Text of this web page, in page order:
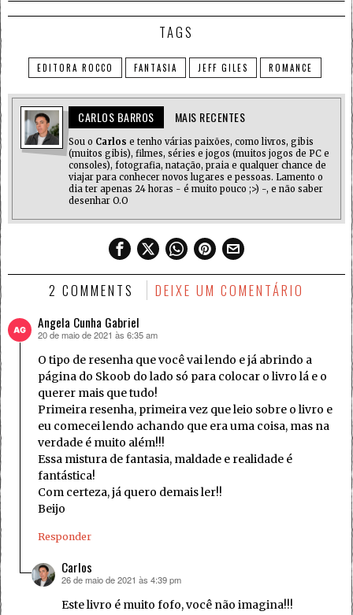
TAGS
EDITORA ROCCO FANTASIA JEFF GILES ROMANCE
CARLOS BARROS MAIS RECENTES
Sou o Carlos e tenho várias paixões, como livros, gibis
(muitos gibis), filmes, séries e jogos (muitos jogos de PC e
consoles), fotografia, natação, praia e qualquer chance de
viajar para conhecer novos lugares e pessoas. Lamento o
dia ter apenas 24 horas - é muito pouco ;>) -, e não saber
desenhar O.O
2 COMMENTS DEIXE UM COMENTÁRIO
Angela Cunha Gabriel
disse:
20 de maio de 2021 às 6:35 am
O tipo de resenha que você vai lendo e já abrindo a
página do Skoob do lado só para colocar o livro lá e o
querer mais que tudo!
Primeira resenha, primeira vez que leio sobre o livro e
eu comecei lendo achando que era uma coisa, mas na
verdade é muito além!!!
Essa mistura de fantasia, maldade e realidade é
fantástica!
Com certeza, já quero demais ler!!
Beijo
Responder
Carlos
disse:
26 de maio de 2021 às 4:39 pm
Este livro é muito fofo, você não imagina!!!